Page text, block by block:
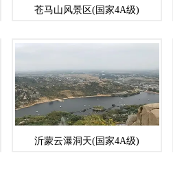
苍马山风景区(国家4A级)
沂蒙云瀑洞天(国家4A级)